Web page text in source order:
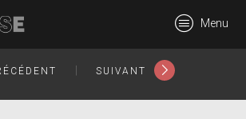
Menu
SUIVANT